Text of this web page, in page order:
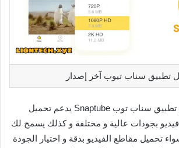
تطبيق سناب تيوب آخر إصدار
كما أشرنا سابقا فإن تطبيق سناب توب Snaptube يدعم تحميل
بجودات عالية و مختلفة و كذلك يسمح لك
تحميل مقاطع الفيديو بدقة و اختيار الجودة